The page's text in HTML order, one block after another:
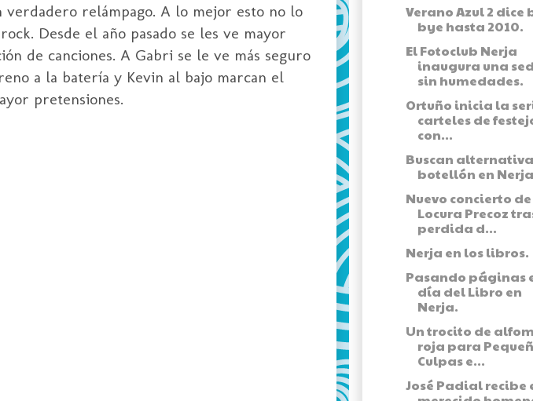
verdadero relámpago. A lo mejor esto no lo
rock. Desde el año pasado se les ve mayor
de canciones. A Gabri se le ve más seguro
a la batería y Kevin al bajo marcan el
pretensiones.
Verano Azul 2 dice
bye hasta 2010.
El Fotoclub Nerja
inaugura una
sin humedades.
Ortuño inicia la
carteles de
con...
Buscan
botellón en
Nuevo concierto de
Locura Precoz
perdida d...
Nerja en los libros.
Pasando páginas
día del Libro en
Nerja.
Un trocito de
roja para
Culpas e...
José Padial recibe